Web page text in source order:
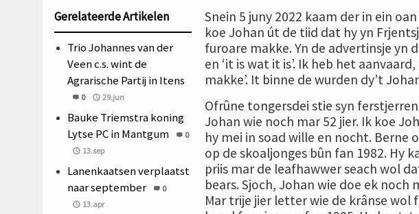
Gerelateerde Artikelen
Trio Johannes van der
Veen c.s. wint de
Agrarische Partij in Itens
0 29.jun
Bauke Triemstra koning
Lytse PC in Mantgum
0
13.sep
Lanenkaatsen verplaatst
naar september
0
13.apr
Snein 5 juny 2022 kaam der in ein
koe Johan út de tiid dat hy yn
furoare makke. Yn de advertinsje yn
en ‘it is wat it is’. Ik heb het
makke’. It binne de wurden dy’t
Ofrûne tongersdei stie syn
Johan wie noch mar 52 jier. Ik koe
hy mei in soad wille en nocht. Berne
op de skoaljonges bûn fan 1982. Hy
priis mar de leafhawwer seach wol
bears. Sjoch, Johan wie doe ek noch
Mar trije jier letter wie de krânse wol